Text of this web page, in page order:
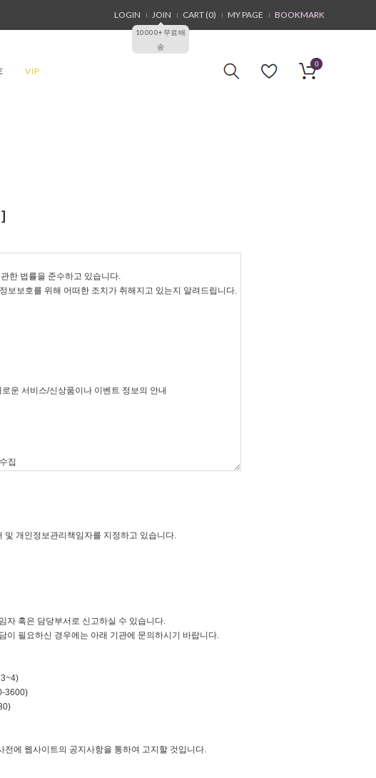
LOGIN JOIN
10000+무료배
송
CART (0) MY PAGE BOOKMARK
0
VIP
개인정보관리책임자를 지정하고 있습니다.
자 혹은 담당부서로 신고하실 수 있습니다.
이 필요하신 경우에는 아래 기관에 문의하시기 바랍니다.
3600)
에 웹사이트의 공지사항을 통하여 고지할 것입니다.